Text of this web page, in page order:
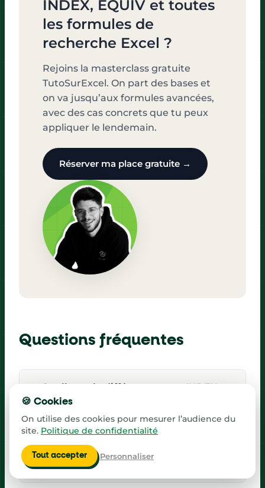
INDEX, EQUIV et toutes
les formules de
recherche Excel ?
Rejoins la masterclass gratuite
TutoSurExcel. On part des bases et
on va jusqu’aux formules avancées,
avec des cas concrets que tu peux
appliquer le lendemain.
Réserver ma place gratuite →
Questions fréquentes
Quelle est la différence entre INDEX
EQUIV et RECHERCHEV ?
Peut-on utiliser INDEX EQUIV pour une
recherche horizontale dans Excel ?
🍪 Cookies
On utilise des cookies pour mesurer l’audience du
site. Politique de confidentialité
Tout accepter Personnaliser